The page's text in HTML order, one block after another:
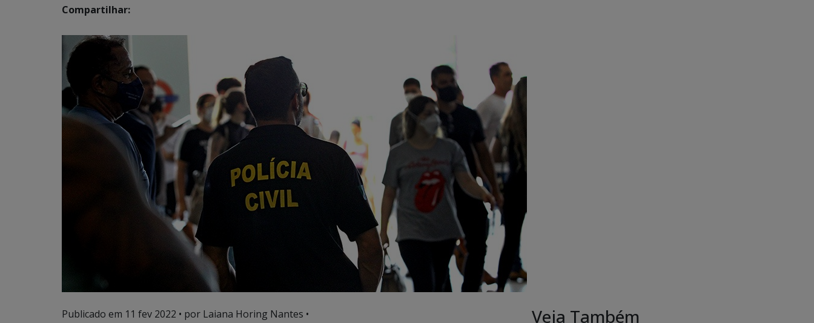
Compartilhar:
Publicado em 11 fev 2022 • por Laiana Horing Nantes •
Veja Também